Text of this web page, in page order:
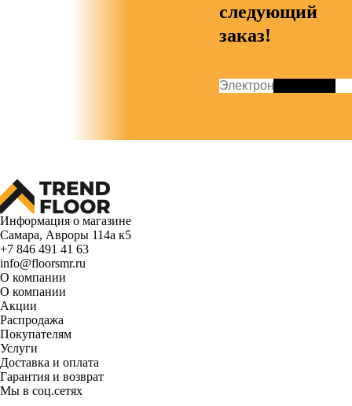
следующий
заказ!
Информация о магазине
Самара, Авроры 114а к5
+7 846 491 41 63
info@floorsmr.ru
О компании
О компании
Акции
Распродажа
Покупателям
Услуги
Доставка и оплата
Гарантия и возврат
Мы в соц.сетях